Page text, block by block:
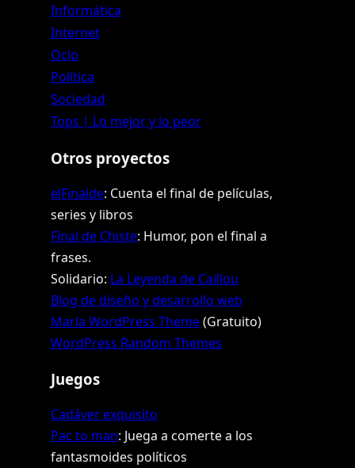
Informática
Internet
Ocio
Política
Sociedad
Tops | Lo mejor y lo peor
Otros proyectos
elFinalde: Cuenta el final de películas,
series y libros
Final de Chiste: Humor, pon el final a
frases.
Solidario: La Leyenda de Caillou
Blog de diseño y desarrollo web
Marla WordPress Theme(Gratuito)
WordPress Random Themes
Juegos
Cadáver exquisito
Pac to man: Juega a comerte a los
fantasmoides políticos